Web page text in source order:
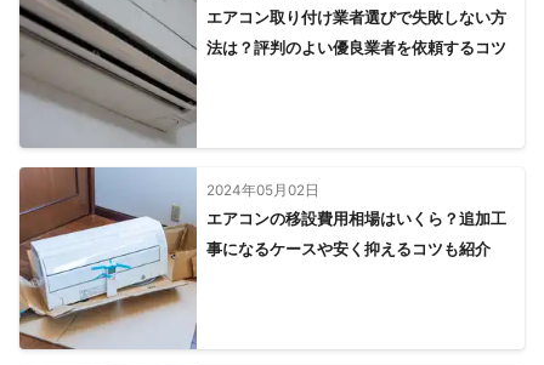
エアコン取り付け業者選びで失敗しない方
法は？評判のよい優良業者を依頼するコツ
2024年05月02日
エアコンの移設費用相場はいくら？追加工
事になるケースや安く抑えるコツも紹介